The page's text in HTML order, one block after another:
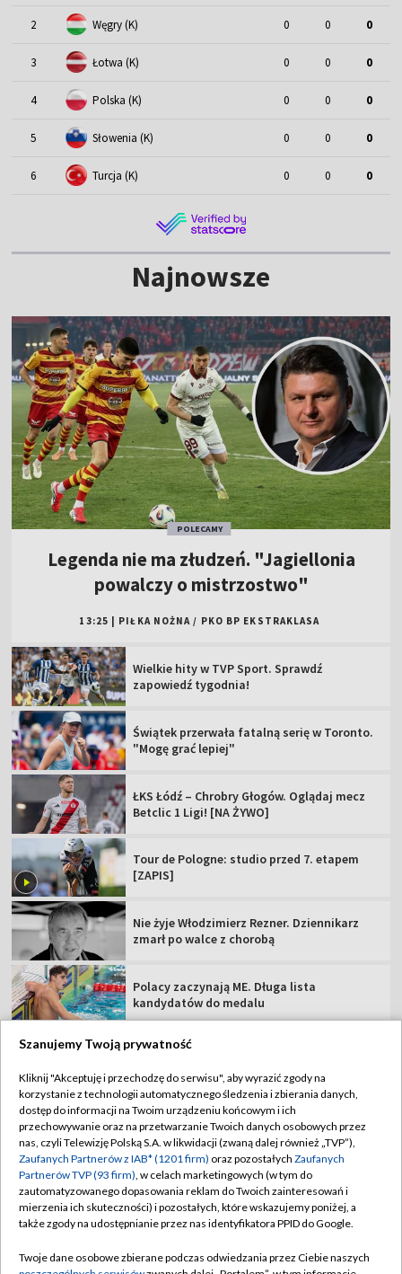
2 Węgry (K) 0 0 0
3 Łotwa (K) 0 0 0
4 Polska (K) 0 0 0
5 Słowenia (K) 0 0 0
6 Turcja (K) 0 0 0
Najnowsze
POLECAMY
Legenda nie ma złudzeń. "Jagiellonia
powalczy o mistrzostwo"
13:25 PIŁKA NOŻNA / PKO BP EKSTRAKLASA
Wielkie hity w TVP Sport. Sprawdź
zapowiedź tygodnia!
Świątek przerwała fatalną serię w Toronto.
"Mogę grać lepiej"
ŁKS Łódź – Chrobry Głogów. Oglądaj mecz
Betclic 1 Ligi! [NA ŻYWO]
Tour de Pologne: studio przed 7. etapem
[ZAPIS]
Nie żyje Włodzimierz Rezner. Dziennikarz
zmarł po walce z chorobą
Polacy zaczynają ME. Długa lista
kandydatów do medalu
TVP
Abonament TVP
Sklep TVP
Biuro Reklamy
Oferta Handlowa
Regulamin TVP
Polityka prywatności
Moje zgody
Biuro reklamy
Szanujemy Twoją prywatność
Kliknij "Akceptuję i przechodzę do serwisu", aby wyrazić zgody na
korzystanie z technologii automatycznego śledzenia i zbierania danych,
dostęp do informacji na Twoim urządzeniu końcowym i ich
przechowywanie oraz na przetwarzanie Twoich danych osobowych przez
nas, czyli Telewizję Polską S.A. w likwidacji (zwaną dalej również „TVP”),
Zaufanych Partnerów z IAB* (1201 firm) oraz pozostałych Zaufanych
Partnerów TVP (93 firm), w celach marketingowych (w tym do
zautomatyzowanego dopasowania reklam do Twoich zainteresowań i
mierzenia ich skuteczności) i pozostałych, które wskazujemy poniżej, a
także zgody na udostępnianie przez nas identyfikatora PPID do Google.
Twoje dane osobowe zbierane podczas odwiedzania przez Ciebie naszych